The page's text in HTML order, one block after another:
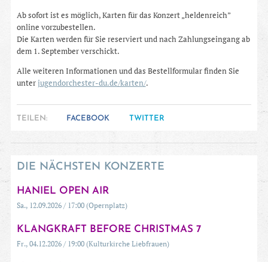
Ab sofort ist es möglich, Karten für das Konzert „heldenreich”
online vorzubestellen.
Die Karten werden für Sie reserviert und nach Zahlungseingang ab
dem 1. September verschickt.
Alle weiteren Informationen und das Bestellformular finden Sie
unterjugendorchester-du.de/karten/.
TEILEN: FACEBOOK TWITTER
DIE NÄCHSTEN KONZERTE
HANIEL OPEN AIR
Sa., 12.09.2026 / 17:00 (Opernplatz)
KLANGKRAFT BEFORE CHRISTMAS 7
Fr., 04.12.2026 / 19:00 (Kulturkirche Liebfrauen)